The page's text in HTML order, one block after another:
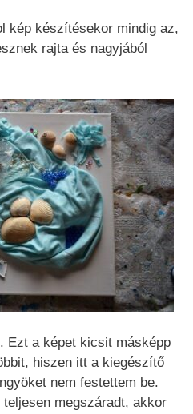
kép készítésekor mindig az,
rajta és nagyjából
Ezt a képet kicsit másképp
hiszen itt a kiegészítő
nem festettem be.
megszáradt, akkor